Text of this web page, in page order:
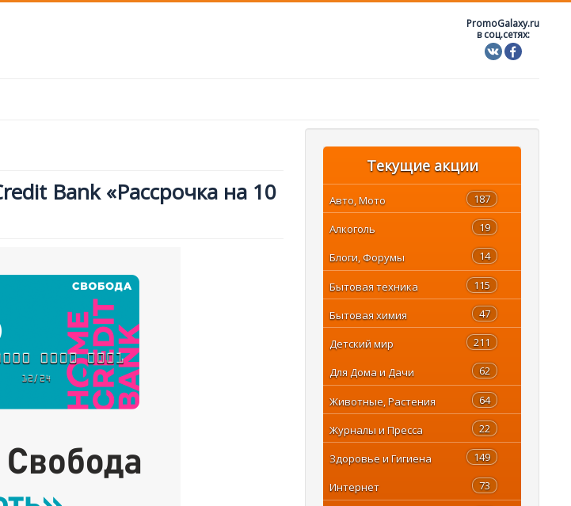
PromoGalaxy.ru
в соц.сетях:
Bank «Рассрочка на 10
Текущие акции
187
Авто, Мото
19
Алкоголь
14
Блоги, Форумы
115
Бытовая техника
47
Бытовая химия
211
Детский мир
62
Для Дома и Дачи
64
Животные, Растения
22
Журналы и Пресса
149
Здоровье и Гигиена
73
Интернет